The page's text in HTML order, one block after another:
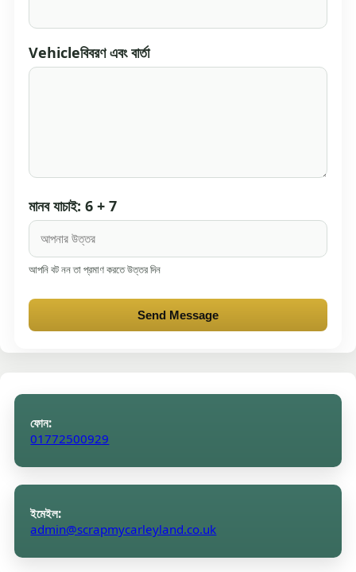
Vehicleবিবরণ এবং বার্তা
মানব যাচাই: 6 + 7
আপনি বট নন তা প্রমাণ করতে উত্তর দিন
Send Message
ফোন:
01772500929
ইমেইল:
admin@scrapmycarleyland.co.uk